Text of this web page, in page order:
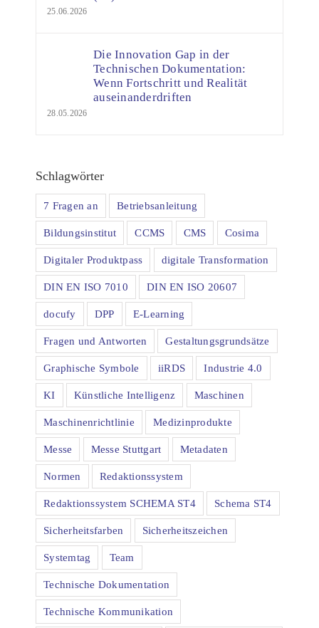
25.06.2026
Die Innovation Gap in der
Technischen Dokumentation:
Wenn Fortschritt und Realität
auseinanderdriften
28.05.2026
Schlagwörter
7 Fragen an Betriebsanleitung
Bildungsinstitut CCMS CMS Cosima
Digitaler Produktpass digitale Transformation
DIN EN ISO 7010 DIN EN ISO 20607
docufy DPP E-Learning
Fragen und Antworten Gestaltungsgrundsätze
Graphische Symbole iiRDS Industrie 4.0
KI Künstliche Intelligenz Maschinen
Maschinenrichtlinie Medizinprodukte
Messe Messe Stuttgart Metadaten
Normen Redaktionssystem
Redaktionssystem SCHEMA ST4 Schema ST4
Sicherheitsfarben Sicherheitszeichen
Systemtag Team
Technische Dokumentation
Technische Kommunikation